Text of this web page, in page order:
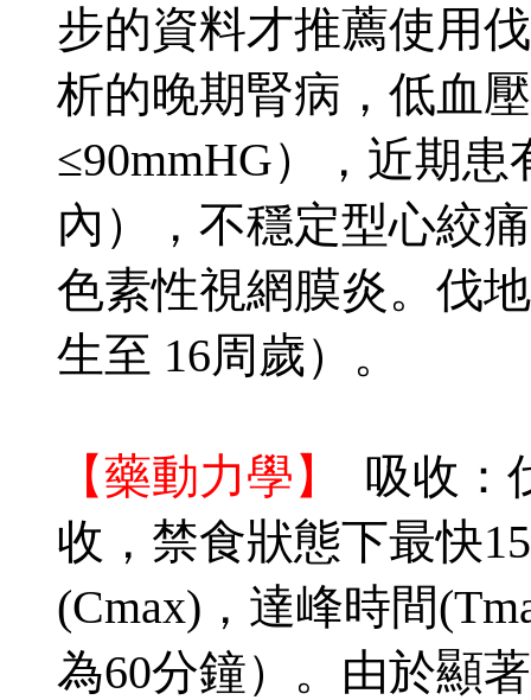
步的資料才推薦使用
析的晚期腎病，低血
≤90mmHG），近期
內），不穩定型心絞
色素性視網膜炎。伐
生至 16周歲）。
【藥動力學】
吸收：
收，禁食狀態下最快
(Cmax)，達峰時間
為60分鐘）。由於顯